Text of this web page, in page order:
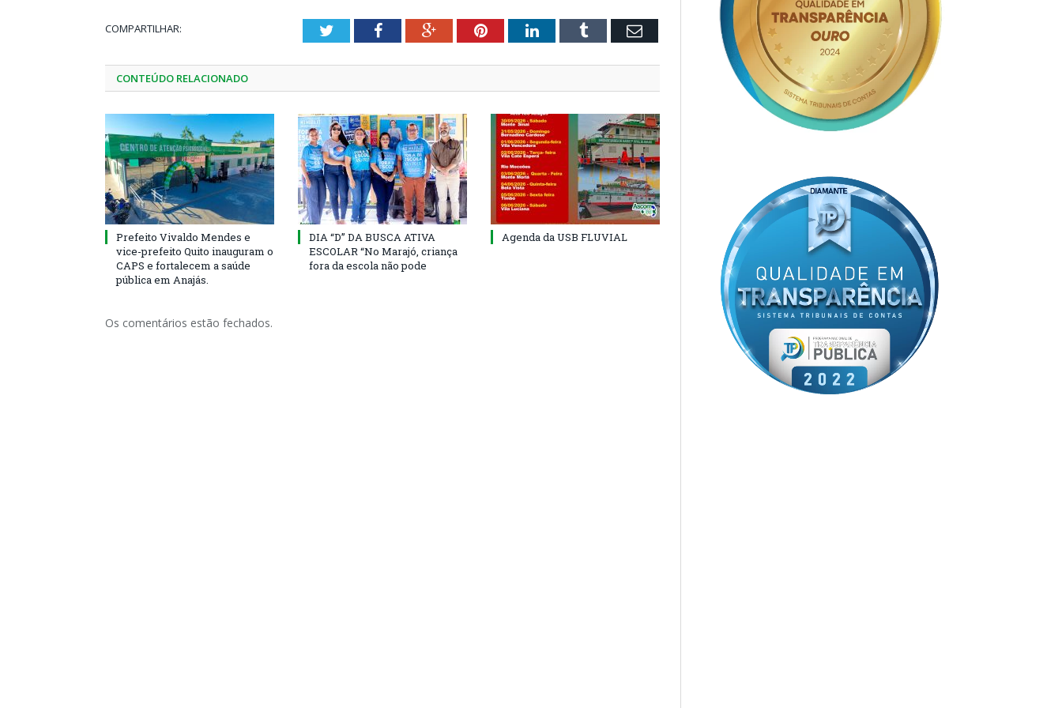
COMPARTILHAR: TwitterFacebookGoogle+PinterestLinkedInTumblr Email
CONTEÚDO RELACIONADO
Prefeito Vivaldo Mendes e
vice-prefeito Quito inauguram o
CAPS e fortalecem a saúde
pública em Anajás.
DIA “D” DA BUSCA ATIVA
ESCOLAR “No Marajó, criança
fora da escola não pode
Agenda da USB FLUVIAL
Os comentários estão fechados.